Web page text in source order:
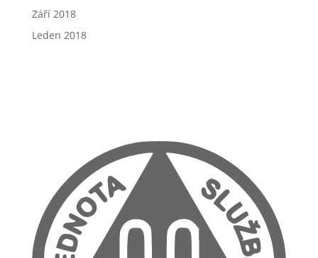
Září 2018
Leden 2018